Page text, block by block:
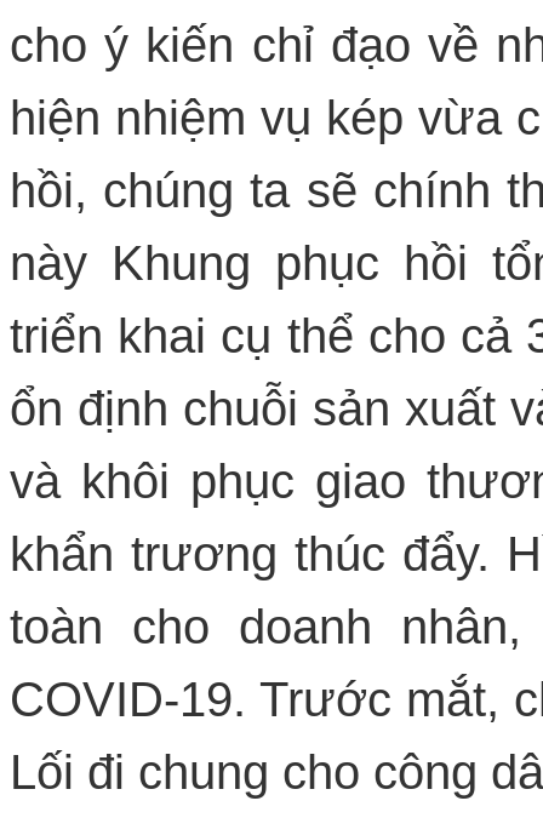
cho ý kiến chỉ đạo về
hiện nhiệm vụ kép vừa
hồi, chúng ta sẽ chính
này Khung phục hồi
triển khai cụ thể cho cả
ổn định chuỗi sản xuất
và khôi phục giao
khẩn trương thúc đẩy.
toàn cho doanh
COVID-19. Trước mắt,
Lối đi chung cho công